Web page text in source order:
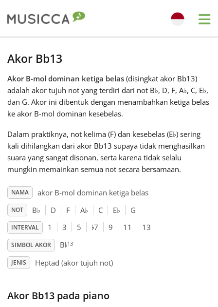
Български
Dansk
Deutsch
Español
Français
한국어
हिन्दी
Akor Bb13
Akor B-mol dominan ketiga belas (disingkat akor Bb13)
adalah akor tujuh not yang terdiri dari not B♭, D, F, A♭, C, E♭,
dan G. Akor ini dibentuk dengan menambahkan ketiga belas
ke akor B-mol dominan kesebelas.
Dalam praktiknya, not kelima (F) dan kesebelas (E♭) sering
kali dihilangkan dari akor Bb13 supaya tidak menghasilkan
suara yang sangat disonan, serta karena tidak selalu
mungkin memainkan semua not secara bersamaan.
NAMA akor B-mol dominan ketiga belas
NOT B♭ D F A♭ C E♭ G
INTERVAL 1 3 5 ♭7 9 11 13
SIMBOL AKOR B♭13
JENIS Heptad (akor tujuh not)
Akor Bb13 pada piano